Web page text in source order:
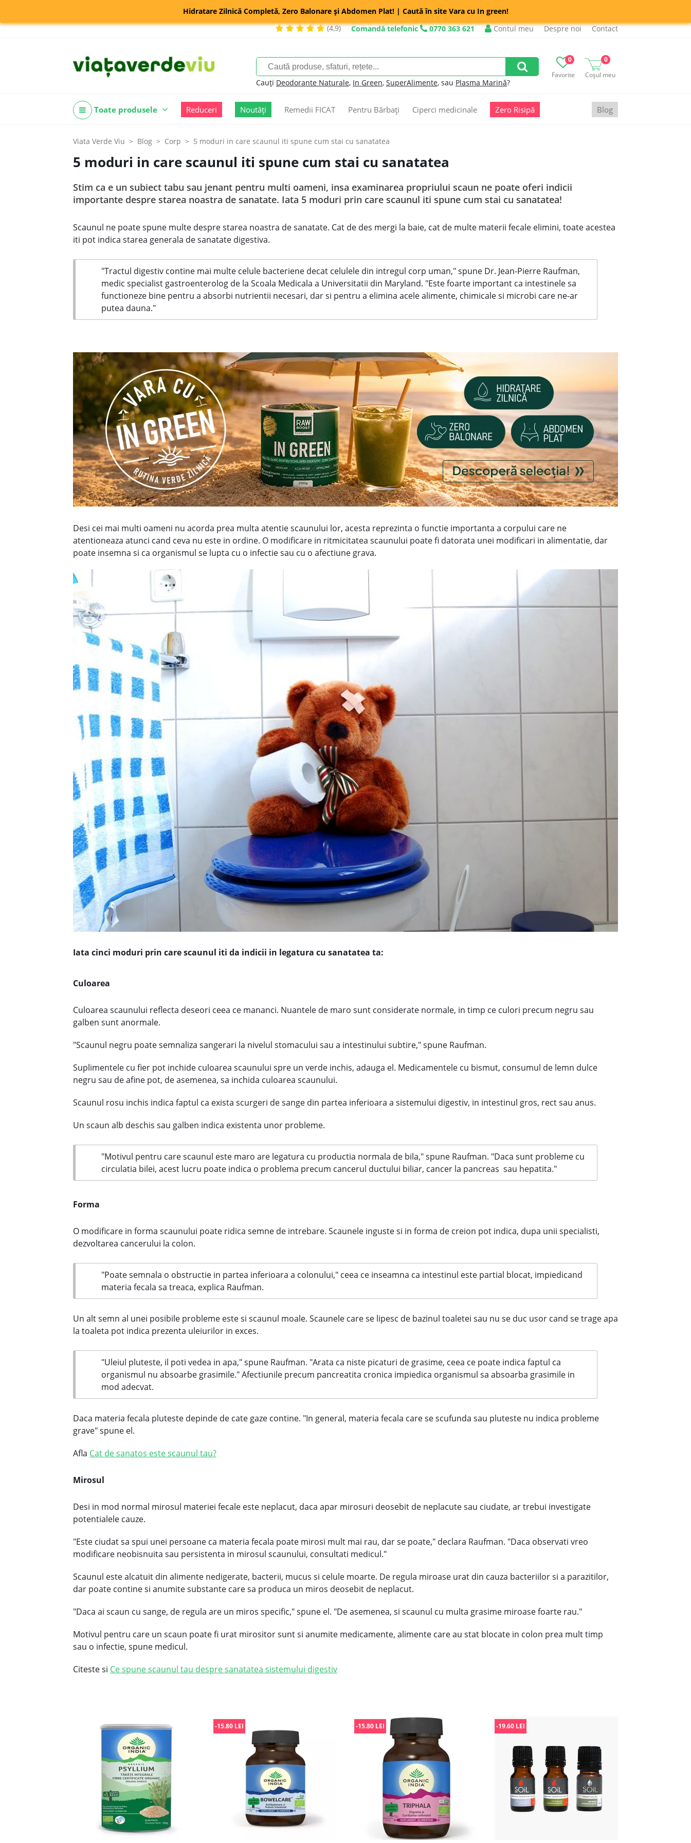
Hidratare Zilnică Completă, Zero Balonare și Abdomen Plat! | Caută în site Vara cu In green!
(4,9)
Comandă telefonic 0770 363 621 Contul meu Despre noi Contact
Favorite
0
Coșul meu
0
Cauți Deodorante Naturale, In Green, SuperAlimente, sau Plasma Marină?
Toate produsele Reduceri Noutăți Remedii FICAT Pentru Bărbați Ciperci medicinale Zero Risipă Blog
Viata Verde Viu Blog Corp 5 moduri in care scaunul iti spune cum stai cu sanatatea
5 moduri in care scaunul iti spune cum stai cu sanatatea
Stim ca e un subiect tabu sau jenant pentru multi oameni, insa examinarea propriului scaun ne poate oferi indicii
importante despre starea noastra de sanatate. Iata 5 moduri prin care scaunul iti spune cum stai cu sanatatea!
Scaunul ne poate spune multe despre starea noastra de sanatate. Cat de des mergi la baie, cat de multe materii fecale elimini, toate acestea
iti pot indica starea generala de sanatate digestiva.
"Tractul digestiv contine mai multe celule bacteriene decat celulele din intregul corp uman," spune Dr. Jean-Pierre Raufman,
medic specialist gastroenterolog de la Scoala Medicala a Universitatii din Maryland. "Este foarte important ca intestinele sa
functioneze bine pentru a absorbi nutrientii necesari, dar si pentru a elimina acele alimente, chimicale si microbi care ne-ar
putea dauna."
Desi cei mai multi oameni nu acorda prea multa atentie scaunului lor, acesta reprezinta o functie importanta a corpului care ne
atentioneaza atunci cand ceva nu este in ordine. O modificare in ritmicitatea scaunului poate fi datorata unei modificari in alimentatie, dar
poate insemna si ca organismul se lupta cu o infectie sau cu o afectiune grava.
Iata cinci moduri prin care scaunul iti da indicii in legatura cu sanatatea ta:
Culoarea
Culoarea scaunului reflecta deseori ceea ce mananci. Nuantele de maro sunt considerate normale, in timp ce culori precum negru sau
galben sunt anormale.
"Scaunul negru poate semnaliza sangerari la nivelul stomacului sau a intestinului subtire," spune Raufman.
Suplimentele cu fier pot inchide culoarea scaunului spre un verde inchis, adauga el. Medicamentele cu bismut, consumul de lemn dulce
negru sau de afine pot, de asemenea, sa inchida culoarea scaunului.
Scaunul rosu inchis indica faptul ca exista scurgeri de sange din partea inferioara a sistemului digestiv, in intestinul gros, rect sau anus.
Un scaun alb deschis sau galben indica existenta unor probleme.
"Motivul pentru care scaunul este maro are legatura cu productia normala de bila," spune Raufman. "Daca sunt probleme cu
circulatia bilei, acest lucru poate indica o problema precum cancerul ductului biliar, cancer la pancreas sau hepatita."
Forma
O modificare in forma scaunului poate ridica semne de intrebare. Scaunele inguste si in forma de creion pot indica, dupa unii specialisti,
dezvoltarea cancerului la colon.
"Poate semnala o obstructie in partea inferioara a colonului," ceea ce inseamna ca intestinul este partial blocat, impiedicand
materia fecala sa treaca, explica Raufman.
Un alt semn al unei posibile probleme este si scaunul moale. Scaunele care se lipesc de bazinul toaletei sau nu se duc usor cand se trage apa
la toaleta pot indica prezenta uleiurilor in exces.
"Uleiul pluteste, il poti vedea in apa," spune Raufman. "Arata ca niste picaturi de grasime, ceea ce poate indica faptul ca
organismul nu absoarbe grasimile." Afectiunile precum pancreatita cronica impiedica organismul sa absoarba grasimile in
mod adecvat.
Daca materia fecala pluteste depinde de cate gaze contine. "In general, materia fecala care se scufunda sau pluteste nu indica probleme
grave" spune el.
Afla Cat de sanatos este scaunul tau?
Mirosul
Desi in mod normal mirosul materiei fecale este neplacut, daca apar mirosuri deosebit de neplacute sau ciudate, ar trebui investigate
potentialele cauze.
"Este ciudat sa spui unei persoane ca materia fecala poate mirosi mult mai rau, dar se poate," declara Raufman. "Daca observati vreo
modificare neobisnuita sau persistenta in mirosul scaunului, consultati medicul."
Scaunul este alcatuit din alimente nedigerate, bacterii, mucus si celule moarte. De regula miroase urat din cauza bacteriilor si a parazitilor,
dar poate contine si anumite substante care sa produca un miros deosebit de neplacut.
"Daca ai scaun cu sange, de regula are un miros specific," spune el. "De asemenea, si scaunul cu multa grasime miroase foarte rau."
Motivul pentru care un scaun poate fi urat mirositor sunt si anumite medicamente, alimente care au stat blocate in colon prea mult timp
sau o infectie, spune medicul.
Citeste si Ce spune scaunul tau despre sanatatea sistemului digestiv
-15.80 LEI -15.80 LEI -19.60 LEI